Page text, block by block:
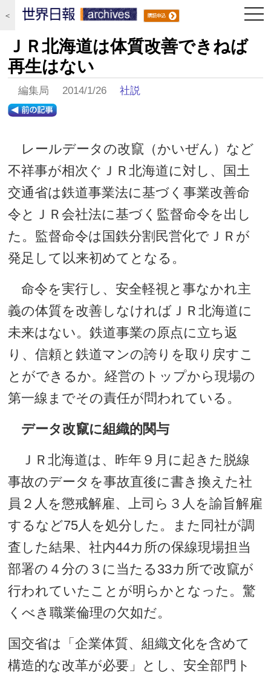
＜
ＪＲ北海道は体質改善できねば
再生はない
編集局 2014/1/26社説
レールデータの改竄（かいぜん）など
不祥事が相次ぐＪＲ北海道に対し、国土
交通省は鉄道事業法に基づく事業改善命
令とＪＲ会社法に基づく監督命令を出し
た。監督命令は国鉄分割民営化でＪＲが
発足して以来初めてとなる。
命令を実行し、安全軽視と事なかれ主
義の体質を改善しなければＪＲ北海道に
未来はない。鉄道事業の原点に立ち返
り、信頼と鉄道マンの誇りを取り戻すこ
とができるか。経営のトップから現場の
第一線までその責任が問われている。
データ改竄に組織的関与
ＪＲ北海道は、昨年９月に起きた脱線
事故のデータを事故直後に書き換えた社
員２人を懲戒解雇、上司ら３人を諭旨解雇
するなど75人を処分した。また同社が調
査した結果、社内44カ所の保線現場担当
部署の４分の３に当たる33カ所で改竄が
行われていたことが明らかとなった。驚
くべき職業倫理の欠如だ。
国交省は「企業体質、組織文化を含めて
構造的な改革が必要」とし、安全部門ト